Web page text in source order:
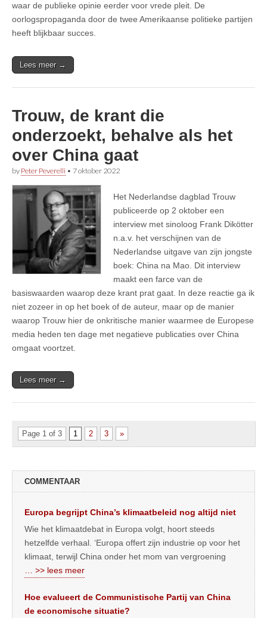
waar de publieke opinie eerder voor vrede pleit. De
oorlogspropaganda door de twee Amerikaanse politieke partijen
heeft blijkbaar succes.
Lees meer →
Trouw, de krant die
onderzoekt, behalve als het
over China gaat
by Peter Peverelli • 7 oktober 2022
Het Nederlandse dagblad Trouw
publiceerde op 2 oktober een
interview met sinoloog Frank Dikötter
n.a.v. het verschijnen van de
Nederlandse uitgave van zijn jongste
boek: China na Mao. Dit interview
maakt een farce van de
basiswaarden waarop deze krant prat gaat. In deze reactie ga ik
niet zozeer in op het boek of de auteur, maar op de manier
waarop Trouw hier de onkritische manier waarmee de Europese
media heden ten dage met negatieve publicaties over China
omgaat voortzet.
Lees meer →
Page 1 of 3 1 2 3 »
COMMENTAAR
Europa begrijpt China’s klimaatbeleid nog altijd niet
Wie het klimaatdebat in Europa volgt, hoort steeds
hetzelfde verhaal. ‘Europa offert zijn industrie op voor het
klimaat, terwijl China onder het mom van vergroening
… >> lees meer
Hoe evalueert de Communistische Partij van China
de economische situatie?